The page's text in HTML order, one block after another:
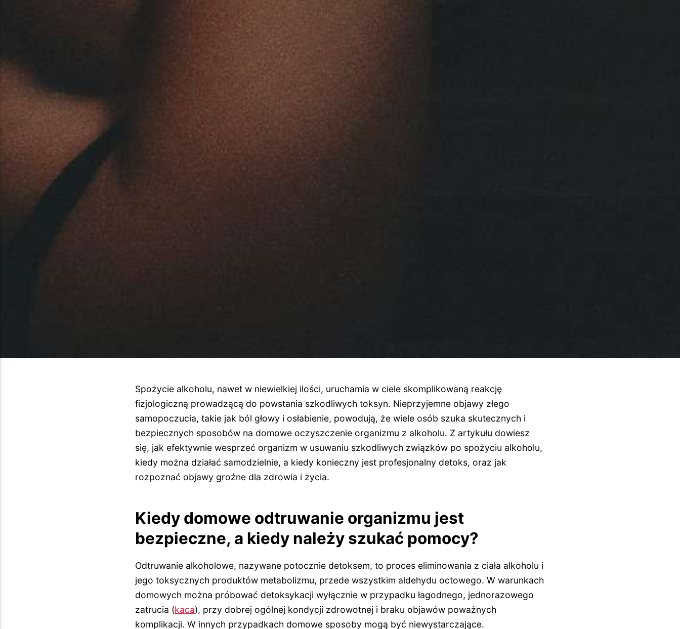
Spożycie alkoholu, nawet w niewielkiej ilości, uruchamia w ciele skomplikowaną reakcję
fizjologiczną prowadzącą do powstania szkodliwych toksyn. Nieprzyjemne objawy złego
samopoczucia, takie jak ból głowy i osłabienie, powodują, że wiele osób szuka skutecznych i
bezpiecznych sposobów na domowe oczyszczenie organizmu z alkoholu. Z artykułu dowiesz
się, jak efektywnie wesprzeć organizm w usuwaniu szkodliwych związków po spożyciu alkoholu,
kiedy można działać samodzielnie, a kiedy konieczny jest profesjonalny detoks, oraz jak
rozpoznać objawy groźne dla zdrowia i życia.
Kiedy domowe odtruwanie organizmu jest
bezpieczne, a kiedy należy szukać pomocy?
Odtruwanie alkoholowe, nazywane potocznie detoksem, to proces eliminowania z ciała alkoholu i
jego toksycznych produktów metabolizmu, przede wszystkim aldehydu octowego. W warunkach
domowych można próbować detoksykacji wyłącznie w przypadku łagodnego, jednorazowego
zatrucia (kaca), przy dobrej ogólnej kondycji zdrowotnej i braku objawów poważnych
komplikacji. W innych przypadkach domowe sposoby mogą być niewystarczające.